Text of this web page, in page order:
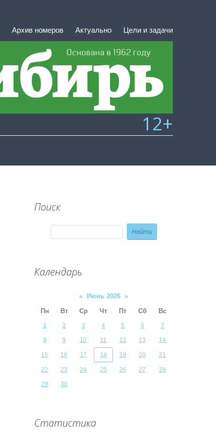
Архив номеров Актуально Цели и задачи
12+
Поиск
Календарь
« Июнь 2026 »
Пн
Вт Ср Чт Пт Сб Вс
1 2 3 4 5 6 7
8 9 10 11 12 13 14
15 16 17 18 19 20 21
22 23 24 25 26 27 28
29 30
Статистика